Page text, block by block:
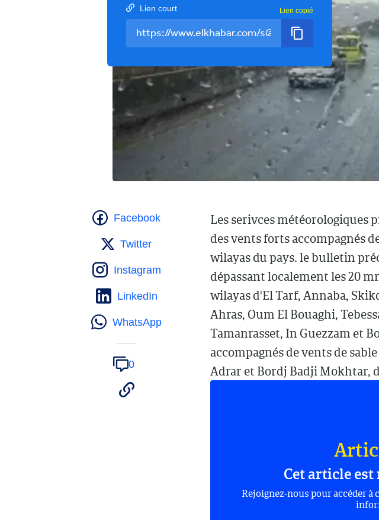
Lien court Lien copié
Les serivces météorologiques
des vents forts accompagnés
wilayas du pays. le bulletin
dépassant localement les 20
wilayas d'El Tarf, Annaba,
Ahras, Oum El Bouaghi,
Tamanrasset, In Guezzam et
accompagnés de vents de
Adrar et Bordj Badji Mokhtar,
Cet article est
Rejoignez-nous pour accéder à
Facebook
Twitter
Instagram
LinkedIn
WhatsApp
0